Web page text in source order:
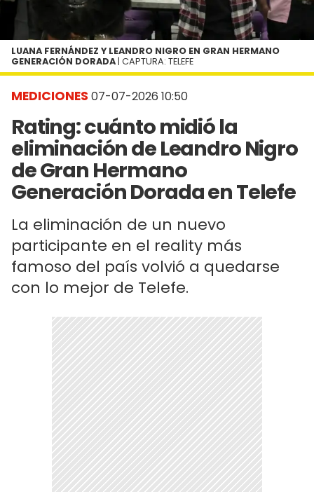
MEDICIONES 07-07-2026 10:50
Rating: cuánto midió la
eliminación de Leandro Nigro
de Gran Hermano
Generación Dorada en Telefe
La eliminación de un nuevo
participante en el reality más
famoso del país volvió a quedarse
con lo mejor de Telefe.
LUANA FERNÁNDEZ Y LEANDRO NIGRO EN GRAN HERMANO
GENERACIÓN DORADA | CAPTURA: TELEFE